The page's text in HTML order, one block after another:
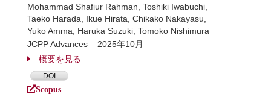
Mohammad Shafiur Rahman, Toshiki Iwabuchi,
Taeko Harada, Ikue Hirata, Chikako Nakayasu,
Yuko Amma, Haruka Suzuki, Tomoko Nishimura
JCPP Advances 2025年10月
概要を見る
DOI
Scopus